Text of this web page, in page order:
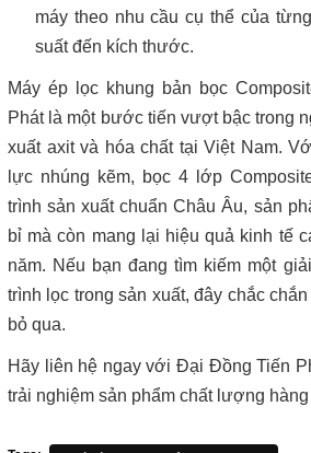
máy theo nhu cầu cụ thể của
suất đến kích thước.
Máy ép lọc khung bản bọc
Phát là một bước tiến vượt bậc trong
xuất axit và hóa chất tại Việt Nam.
lực nhúng kẽm, bọc 4 lớp
trình sản xuất chuẩn Châu Âu, sản
bỉ mà còn mang lại hiệu quả kinh tế
năm. Nếu bạn đang tìm kiếm một
trình lọc trong sản xuất, đây chắc
bỏ qua.
Hãy liên hệ ngay với Đại Đồng Tiến
trải nghiệm sản phẩm chất lượng